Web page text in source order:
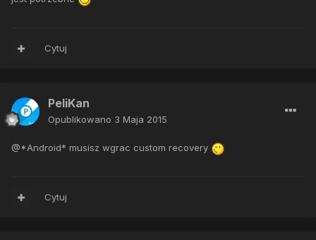
Cytuj
PeliKan
Opublikowano 3 Maja 2015
@*Android* musisz wgrac custom recovery
Cytuj